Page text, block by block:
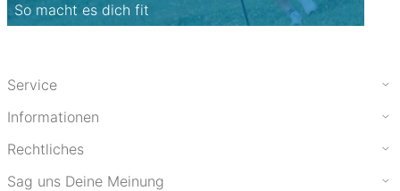
So macht es dich fit
Service
Informationen
Rechtliches
Sag uns Deine Meinung